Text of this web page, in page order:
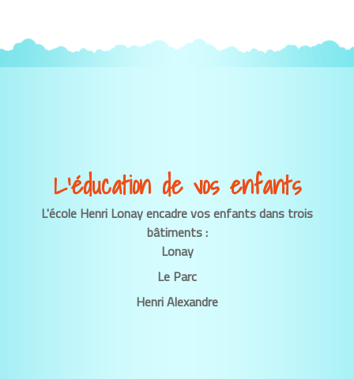
L’éducation de vos enfants
L'école Henri Lonay encadre vos enfants dans trois
bâtiments :
Lonay
Le Parc
Henri Alexandre